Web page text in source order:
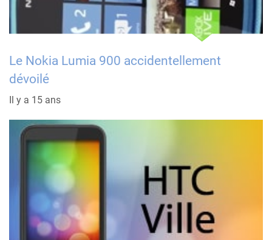
Le Nokia Lumia 900 accidentellement
dévoilé
Il y a 15 ans